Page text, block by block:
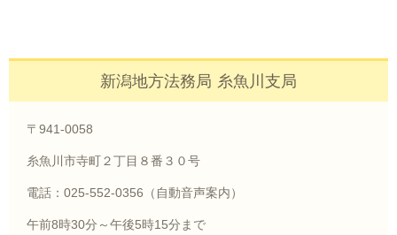
新潟地方法務局 糸魚川支局
〒941-0058
糸魚川市寺町２丁目８番３０号
電話：025-552-0356（自動音声案内）
午前8時30分～午後5時15分まで